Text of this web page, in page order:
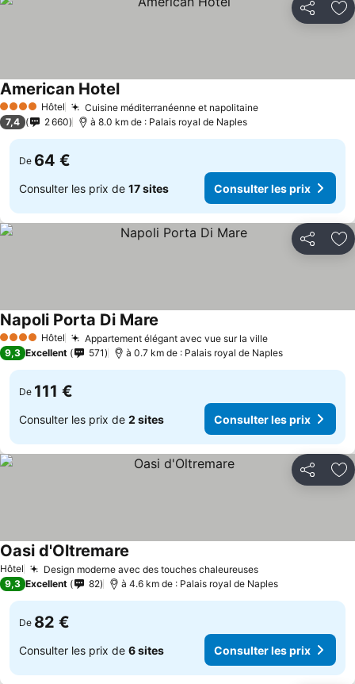
Partager
4 Étoiles Hôtel Cuisine méditerranéenne et napolitaine
American Hotel
7,4 2 660 à 8.0 km de : Palais royal de Naples
De 64 €
Consulter les prix de 17 sites Consulter les prix
Partager
4 Étoiles Hôtel Appartement élégant avec vue sur la ville
Napoli Porta Di Mare
9,3 Excellent 571 à 0.7 km de : Palais royal de Naples
De 111 €
Consulter les prix de 2 sites Consulter les prix
Partager
Hôtel Design moderne avec des touches chaleureuses
Oasi d'Oltremare
9,3 Excellent 82 à 4.6 km de : Palais royal de Naples
De 82 €
Consulter les prix de 6 sites Consulter les prix